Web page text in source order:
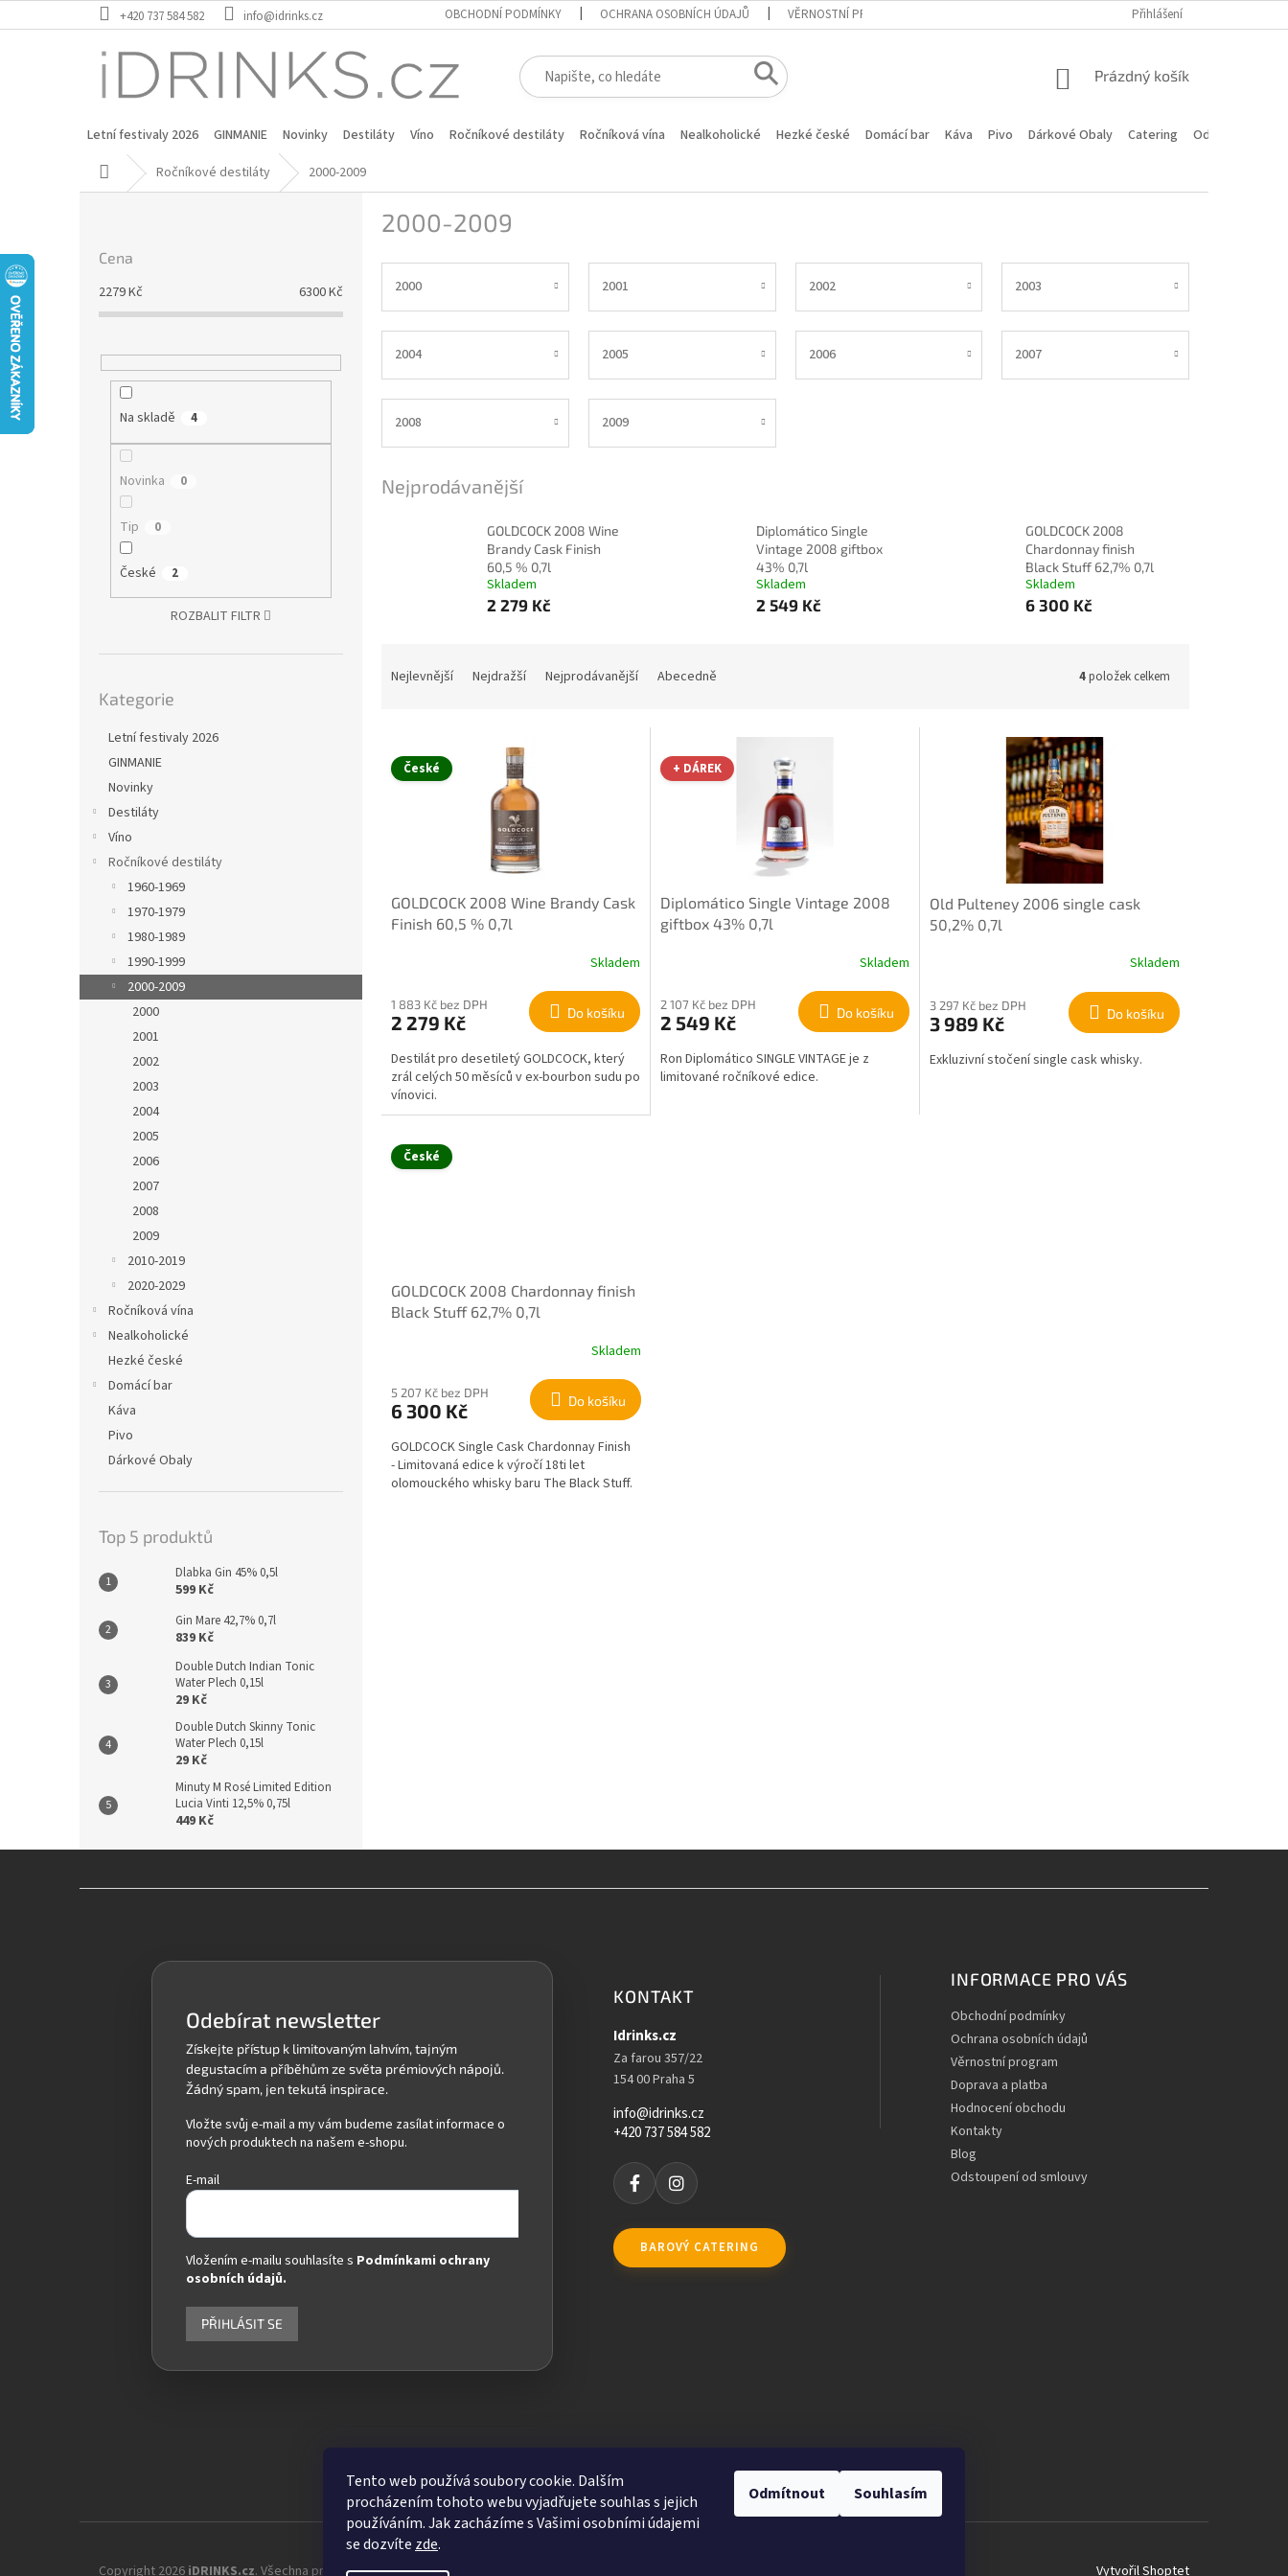
Tento web používá soubory cookie. Dalším
procházením tohoto webu vyjadřujete souhlas s jejich
používáním. Jak zacházíme s Vašimi osobními údajemi
se dozvíte zde.
Odmítnout Souhlasím
na
+420 737 584 582 info@idrinks.cz OBCHODNÍ PODMÍNKY OCHRANA OSOBNÍCH ÚDAJŮ VĚRNOSTNÍ PROGRAM HODNOCENÍ OBCHODU
Přihlášení
NÁKUPNÍ
Prázdný košík
Letní festivaly 2026 GINMANIE Novinky Destiláty Víno Ročníkové destiláty Ročníková vína Nealkoholické Hezké české Domácí bar Káva Pivo Dárkové Obaly Catering
Odstoupení od
Domů Ročníkové destiláty 2000-2009
Cena
2279Kč 6300Kč
Na skladě 4
Novinka 0
Tip 0
České 2
ROZBALIT FILTR
kategorie
Kategorie
Letní festivaly 2026
GINMANIE
Novinky
Destiláty
Víno
Ročníkové destiláty
1960-1969
1970-1979
1980-1989
1990-1999
2000-2009
2000
2001
2002
2003
2004
2005
2006
2007
2008
2009
2010-2019
2020-2029
Ročníková vína
Nealkoholické
Hezké české
Domácí bar
Káva
Pivo
Dárkové Obaly
Top 5 produktů
Dlabka Gin 45% 0,5l
599 Kč
Gin Mare 42,7% 0,7l
839 Kč
Double Dutch Indian Tonic
Water Plech 0,15l
29 Kč
Double Dutch Skinny Tonic
Water Plech 0,15l
29 Kč
Minuty M Rosé Limited Edition
Lucia Vinti 12,5% 0,75l
449 Kč
2000-2009
2000 2001 2002 2003
2004 2005 2006 2007
2008 2009
Nejprodávanější
GOLDCOCK 2008 Wine
Brandy Cask Finish
60,5 % 0,7l
Skladem
2 279 Kč
Diplomático Single
Vintage 2008 giftbox
43% 0,7l
Skladem
2 549 Kč
GOLDCOCK 2008
Chardonnay finish
Black Stuff 62,7% 0,7l
Skladem
6 300 Kč
p
Nejlevnější Nejdražší Nejprodávanější Abecedně 4položek celkem
p
České
GOLDCOCK 2008 Wine Brandy Cask
Finish 60,5 % 0,7l
Skladem
1 883 Kč bez DPH
2 279 Kč Do košíku
Destilát pro desetiletý GOLDCOCK, který
zrál celých 50 měsíců v ex-bourbon sudu po
vínovici.
+ DÁREK
Diplomático Single Vintage 2008
giftbox 43% 0,7l
Skladem
2 107 Kč bez DPH
2 549 Kč Do košíku
Ron Diplomático SINGLE VINTAGE je z
limitované ročníkové edice.
Old Pulteney 2006 single cask
50,2% 0,7l
Skladem
3 297 Kč bez DPH
3 989 Kč Do košíku
Exkluzivní stočení single cask whisky.
České
GOLDCOCK 2008 Chardonnay finish
Black Stuff 62,7% 0,7l
Skladem
5 207 Kč bez DPH
6 300 Kč Do košíku
GOLDCOCK Single Cask Chardonnay Finish
- Limitovaná edice k výročí 18ti let
olomouckého whisky baru The Black Stuff.
u
Odebírat newsletter
Vložte svůj e-mail a my vám budeme zasílat informace o
nových produktech na našem e-shopu.
E-mail
Vložením e-mailu souhlasíte s Podmínkami ochrany
osobních údajů.
PŘIHLÁSIT SE
KONTAKT
Idrinks.cz
Za farou 357/22
154 00 Praha 5
info@idrinks.cz
+420 737 584 582
BAROVÝ CATERING
INFORMACE PRO VÁS
Obchodní podmínky
Ochrana osobních údajů
Věrnostní program
Doprava a platba
Hodnocení obchodu
Kontakty
Blog
Odstoupení od smlouvy
Vytvořil Shoptet
Copyright 2026 iDRINKS.cz. Všechna práva vyhrazena.Upravit nastavení cookies